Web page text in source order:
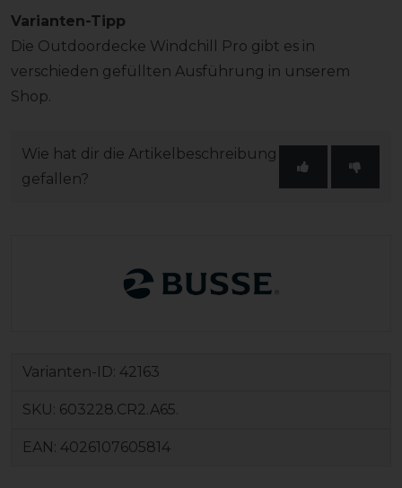
Varianten-Tipp
Die Outdoordecke Windchill Pro gibt es in
verschieden gefüllten Ausführung in unserem
Shop.
Wie hat dir die Artikelbeschreibung
gefallen?
Varianten-ID: 42163
SKU: 603228.CR2.A65.
EAN: 4026107605814